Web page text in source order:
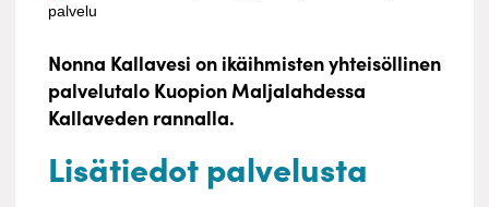
palvelu
Nonna Kallavesi on ikäihmisten yhteisöllinen
palvelutalo Kuopion Maljalahdessa
Kallaveden rannalla.
Lisätiedot palvelusta